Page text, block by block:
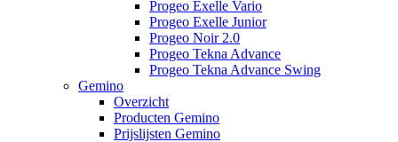
Progeo Exelle Vario
Progeo Exelle Junior
Progeo Noir 2.0
Progeo Tekna Advance
Progeo Tekna Advance Swing
Gemino
Overzicht
Producten Gemino
Prijslijsten Gemino